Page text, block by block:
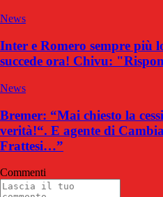
News
Inter e Romero sempre più
succede ora! Chivu:
News
Bremer: “Mai chiesto la
verità!“. E agente di
Frattesi…”
Commenti